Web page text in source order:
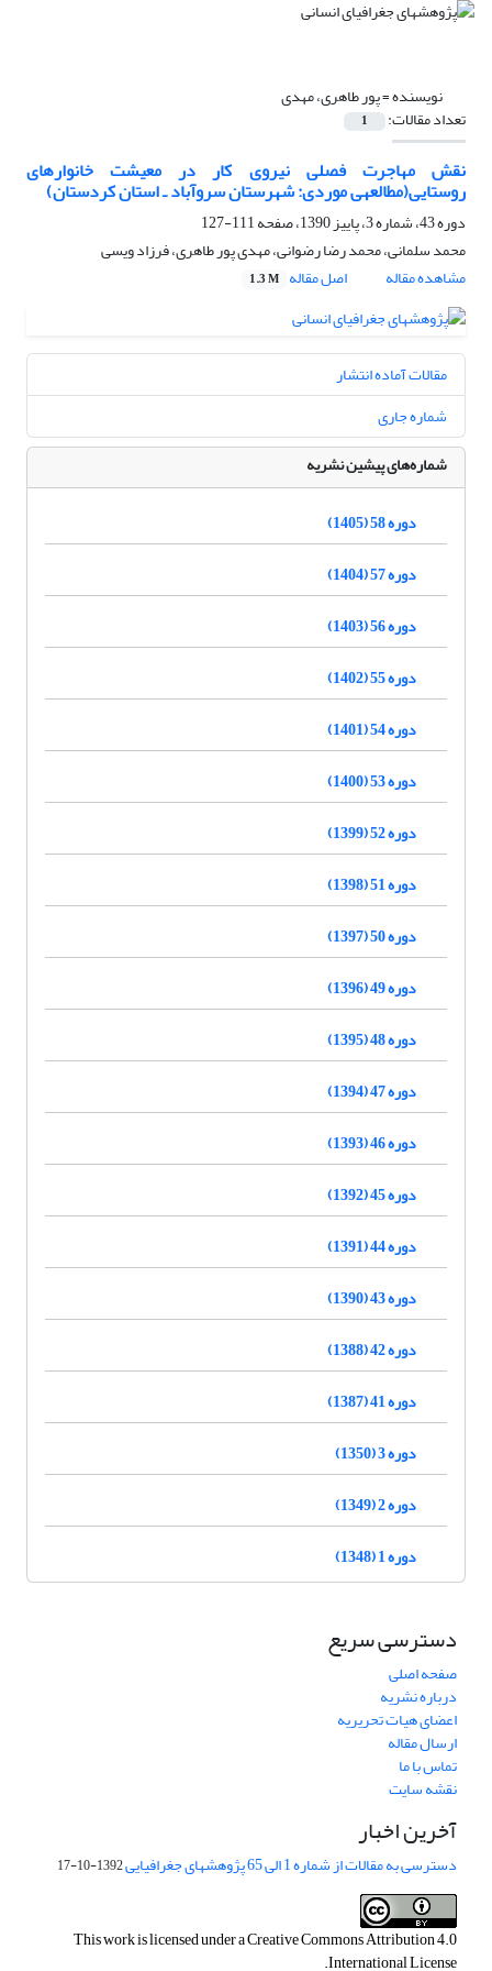
نویسنده =پور طاهری، مهدی
تعداد مقالات: 1
نقش مهاجرت فصلی نیروی کار در معیشت خانوارهای
روستایی(مطالعه‎ی موردی: شهرستان سروآباد ـ استان کردستان)
دوره 43، شماره 3، پاییز 1390، صفحه
111-127
محمد سلمانی، محمد رضا رضوانی، مهدی پور طاهری، فرزاد ویسی
مشاهده مقاله
اصل مقاله 1.3 M
مقالات آماده انتشار
شماره جاری
شماره‌های پیشین نشریه
دوره 58 (1405)
دوره 57 (1404)
دوره 56 (1403)
دوره 55 (1402)
دوره 54 (1401)
دوره 53 (1400)
دوره 52 (1399)
دوره 51 (1398)
دوره 50 (1397)
دوره 49 (1396)
دوره 48 (1395)
دوره 47 (1394)
دوره 46 (1393)
دوره 45 (1392)
دوره 44 (1391)
دوره 43 (1390)
دوره 42 (1388)
دوره 41 (1387)
دوره 3 (1350)
دوره 2 (1349)
دوره 1 (1348)
دسترسی سریع
صفحه اصلی
درباره نشریه
اعضای هیات تحریریه
ارسال مقاله
تماس با ما
نقشه سایت
آخرین اخبار
دسترسی به مقالات از شماره 1 الی 65 پژوهشهای جغرافیایی 1392-10-17
This work is licensed under aCreative Commons Attribution 4.0
International License
.